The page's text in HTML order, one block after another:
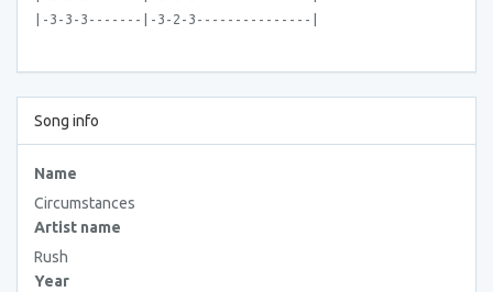
|-3-3-3-------|-3-2-3---------------|
Song info
Name
Circumstances
Artist name
Rush
Year